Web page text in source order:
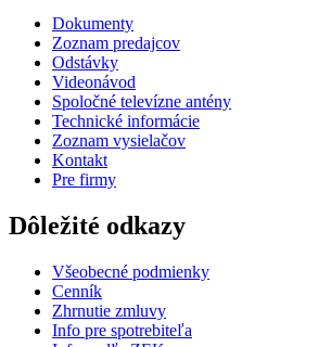
Dokumenty
Zoznam predajcov
Odstávky
Videonávod
Spoločné televízne antény
Technické informácie
Zoznam vysielačov
Kontakt
Pre firmy
Dôležité odkazy
Všeobecné podmienky
Cenník
Zhrnutie zmluvy
Info pre spotrebiteľa